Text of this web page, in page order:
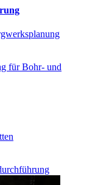
für Bohr- und